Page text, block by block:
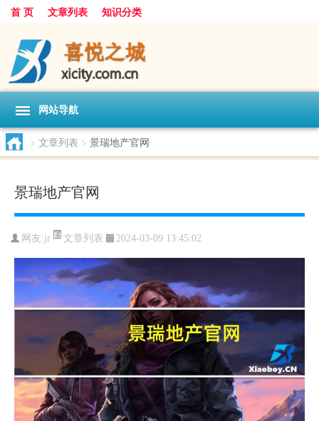
首 页 文章列表 知识分类
网站导航
> 文章列表 > 景瑞地产官网
景瑞地产官网
网友:jr 文章列表 2024-03-09 13:45:02